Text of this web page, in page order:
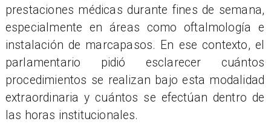
prestaciones médicas durante fines de semana,
especialmente en áreas como oftalmología e
instalación de marcapasos. En ese contexto, el
parlamentario pidió esclarecer cuántos
procedimientos se realizan bajo esta modalidad
extraordinaria y cuántos se efectúan dentro de
las horas institucionales.